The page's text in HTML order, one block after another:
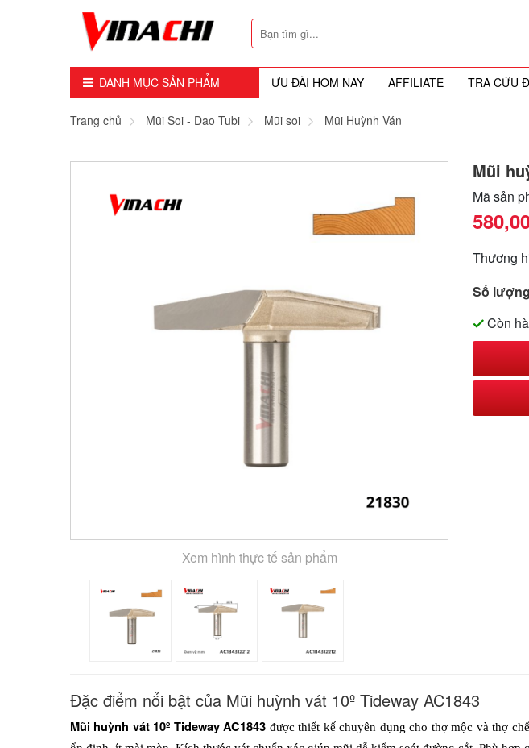
DANH MỤC SẢN PHẨM ƯU ĐÃI HÔM NAY AFFILIATE TRA CỨU
Dụng Cụ - Công Cụ
Máy Cầm Tay
Trang chủ Mũi Soi - Dao Tubi Mũi soi Mũi Huỳnh Ván
Xem hình thực tế sản phẩm
Mũi
Mã sản
Thương
Số
Còn
Đặc điểm nổi bật của Mũi huỳnh vát 10º Tideway AC1843
Mũi huỳnh vát 10º Tideway AC1843 được thiết kế chuyên dụng cho thợ mộc và thợ